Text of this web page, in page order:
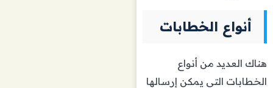
أنواع الخطابات
هناك العديد من أنواع
الخطابات التي يمكن إرسالها